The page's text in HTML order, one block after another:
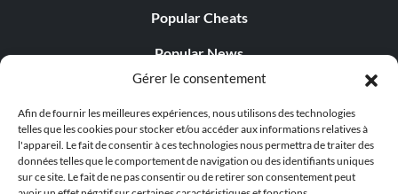
Gérer le consentement
Afin de fournir les meilleures expériences, nous utilisons des technologies
telles que les cookies pour stocker et/ou accéder aux informations relatives à
l'appareil. Le fait de consentir à ces technologies nous permettra de traiter des
données telles que le comportement de navigation ou des identifiants uniques
sur ce site. Le fait de ne pas consentir ou de retirer son consentement peut
Popular Cheats
Popular News
Popular Editorials
Popular Free Games
LATEST UPDATES